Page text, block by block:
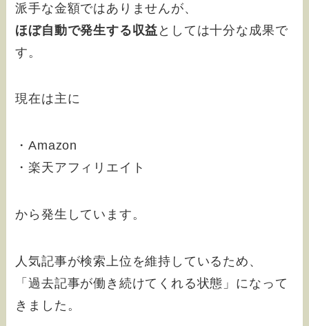
派手な金額ではありませんが、
ほぼ自動で発生する収益 としては十分な成果で
す。
現在は主に
・Amazon
・楽天アフィリエイト
から発生しています。
人気記事が検索上位を維持しているため、
「過去記事が働き続けてくれる状態」になって
きました。